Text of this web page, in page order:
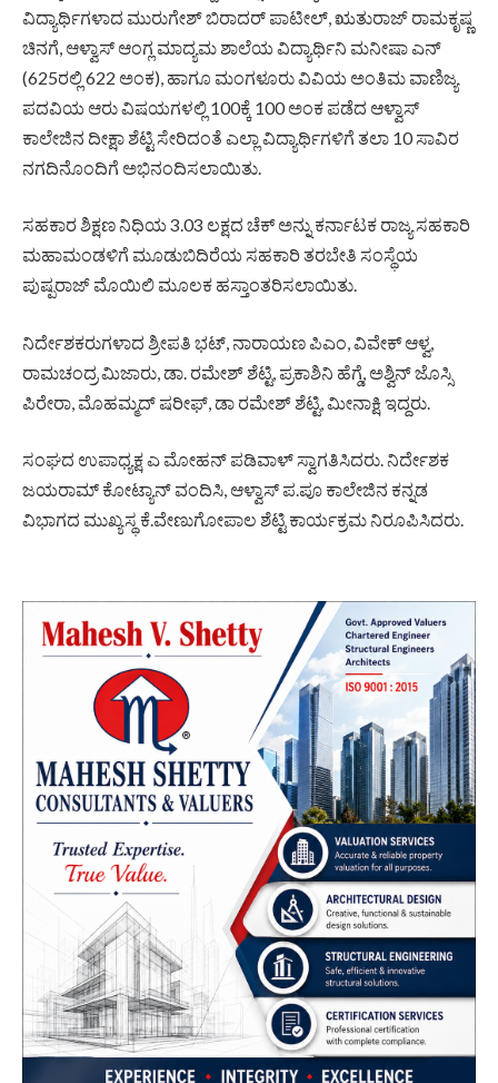
ವಿದ್ಯಾರ್ಥಿಗಳಾದ ಮುರುಗೇಶ್ ಬಿರಾದರ್ ಪಾಟೀಲ್, ಋತುರಾಜ್ ರಾಮಕೃಷ್ಣ
ಚಿನಗೆ, ಆಳ್ವಾಸ್ ಆಂಗ್ಲ ಮಾದ್ಯಮ ಶಾಲೆಯ ವಿದ್ಯಾರ್ಥಿನಿ ಮನೀಷಾ ಎನ್
(625ರಲ್ಲಿ 622 ಅಂಕ), ಹಾಗೂ ಮಂಗಳೂರು ವಿವಿಯ ಅಂತಿಮ ವಾಣಿಜ್ಯ
ಪದವಿಯ ಆರು ವಿಷಯಗಳಲ್ಲಿ 100ಕ್ಕೆ 100 ಅಂಕ ಪಡೆದ ಆಳ್ವಾಸ್
ಕಾಲೇಜಿನ ದೀಕ್ಷಾ ಶೆಟ್ಟಿ ಸೇರಿದಂತೆ ಎಲ್ಲಾ ವಿದ್ಯಾರ್ಥಿಗಳಿಗೆ ತಲಾ 10 ಸಾವಿರ
ನಗದಿನೊಂದಿಗೆ ಅಭಿನಂದಿಸಲಾಯಿತು.
ಸಹಕಾರ ಶಿಕ್ಷಣ ನಿಧಿಯ 3.03 ಲಕ್ಷದ ಚೆಕ್ ಅನ್ನು ಕರ್ನಾಟಕ ರಾಜ್ಯ ಸಹಕಾರಿ
ಮಹಾಮಂಡಳಿಗೆ ಮೂಡುಬಿದಿರೆಯ ಸಹಕಾರಿ ತರಬೇತಿ ಸಂಸ್ಥೆಯ
ಪುಷ್ಪರಾಜ್ ಮೊಯಿಲಿ ಮೂಲಕ ಹಸ್ತಾಂತರಿಸಲಾಯಿತು.
ನಿರ್ದೇಶಕರುಗಳಾದ ಶ್ರೀಪತಿ ಭಟ್, ನಾರಾಯಣ ಪಿಎಂ, ವಿವೇಕ್ ಆಳ್ವ,
ರಾಮಚಂದ್ರ ಮಿಜಾರು, ಡಾ. ರಮೇಶ್ ಶೆಟ್ಟಿ, ಪ್ರಕಾಶಿನಿ ಹೆಗ್ಡೆ, ಅಶ್ವಿನ್ ಜೊಸ್ಸಿ
ಪಿರೇರಾ, ಮೊಹಮ್ಮದ್ ಷರೀಫ್, ಡಾ ರಮೇಶ್ ಶೆಟ್ಟಿ, ಮೀನಾಕ್ಷಿ ಇದ್ದರು.
ಸಂಘದ ಉಪಾಧ್ಯಕ್ಷ ಎ ಮೋಹನ್ ಪಡಿವಾಳ್ ಸ್ವಾಗತಿಸಿದರು. ನಿರ್ದೇಶಕ
ಜಯರಾಮ್ ಕೋಟ್ಯಾನ್ ವಂದಿಸಿ, ಆಳ್ವಾಸ್ ಪ.ಪೂ ಕಾಲೇಜಿನ ಕನ್ನಡ
ವಿಭಾಗದ ಮುಖ್ಯಸ್ಥ ಕೆ.ವೇಣುಗೋಪಾಲ ಶೆಟ್ಟಿ ಕಾರ್ಯಕ್ರಮ ನಿರೂಪಿಸಿದರು.